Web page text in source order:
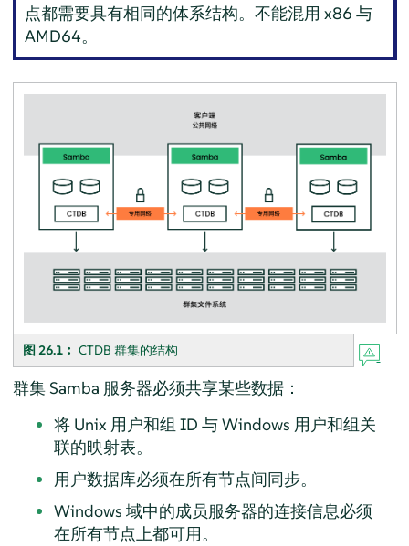
点都需要具有相同的体系结构。不能混用 x86 与
AMD64。
图 26.1︰ CTDB 群集的结构
群集 Samba 服务器必须共享某些数据：
将 Unix 用户和组 ID 与 Windows 用户和组关
联的映射表。
用户数据库必须在所有节点间同步。
Windows 域中的成员服务器的连接信息必须
在所有节点上都可用。